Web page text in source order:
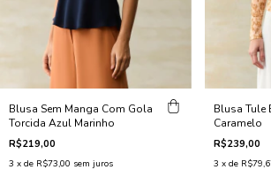
Blusa Sem Manga Com Gola
Torcida Azul Marinho
R$219,00
3 x de R$73,00 sem juros
Blusa Tule
Caramelo
R$239,00
3 x de